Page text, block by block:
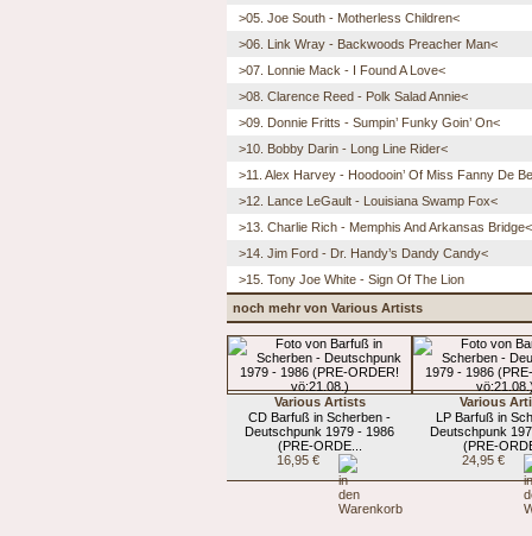
>05. Joe South - Motherless Children<
>06. Link Wray - Backwoods Preacher Man<
>07. Lonnie Mack - I Found A Love<
>08. Clarence Reed - Polk Salad Annie<
>09. Donnie Fritts - Sumpin’ Funky Goin’ On<
>10. Bobby Darin - Long Line Rider<
>11. Alex Harvey - Hoodooin’ Of Miss Fanny De
>12. Lance LeGault - Louisiana Swamp Fox<
>13. Charlie Rich - Memphis And Arkansas Bridge<
>14. Jim Ford - Dr. Handy’s Dandy Candy<
>15. Tony Joe White - Sign Of The Lion
noch mehr von Various Artists
Various Artists
CD Barfuß in Scherben -
Deutschpunk 1979 - 1986
(PRE-ORDE...
16,95 €
Various
LP Barfuß in
Deutschpunk
(PRE-
24,95 €